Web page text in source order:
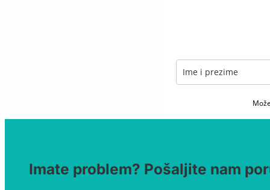
Imate problem? Pošaljite nam